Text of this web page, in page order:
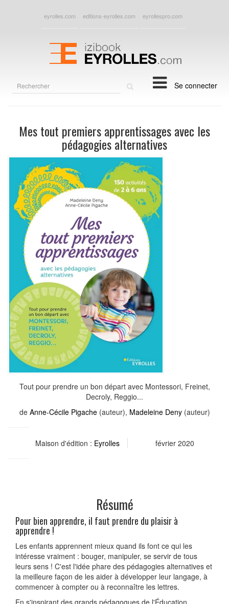
eyrolles.com editions-eyrolles.com eyrollespro.com
Se connecter
Mes tout premiers apprentissages avec les
pédagogies alternatives
Tout pour prendre un bon départ avec Montessori, Freinet,
Decroly, Reggio...
de Anne-Cécile Pigache(auteur), Madeleine Deny(auteur)
Maison d'édition : Eyrolles février 2020
Résumé
Pour bien apprendre, il faut prendre du plaisir à
apprendre !
Les enfants apprennent mieux quand ils font ce qui les
intéresse vraiment : bouger, manipuler, se servir de tous
leurs sens ! C'est l'idée phare des pédagogies alternatives et
la meilleure façon de les aider à développer leur langage, à
commencer à compter ou à reconnaître les lettres.